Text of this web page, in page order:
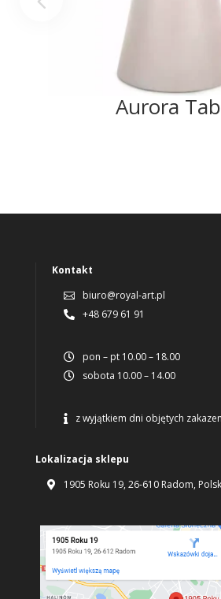
Aurora
Kontakt
 biuro@royal-art.pl
 +48 679 61 91
 pon – pt 10.00 – 18.00
 sobota 10.00 – 14.00
 z wyjątkiem dni objętych
Lokalizacja sklepu
 1905 Roku 19, 26-610 Radom,